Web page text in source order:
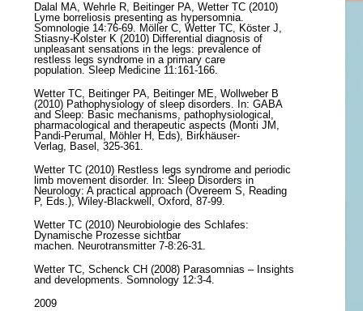
Dalal MA, Wehrle R, Beitinger PA, Wetter TC (2010)
Lyme borreliosis presenting as hypersomnia.
Somnologie 14:76-69. Möller C, Wetter TC, Köster J,
Stiasny-Kolster K (2010) Differential diagnosis of
unpleasant sensations in the legs: prevalence of
restless legs syndrome in a primary care
population. Sleep Medicine 11:161-166.
Wetter TC, Beitinger PA, Beitinger ME, Wollweber B
(2010) Pathophysiology of sleep disorders. In: GABA
and Sleep: Basic mechanisms, pathophysiological,
pharmacological and therapeutic aspects (Monti JM,
Pandi-Perumal, Möhler H, Eds), Birkhäuser-
Verlag, Basel, 325-361.
Wetter TC (2010) Restless legs syndrome and periodic
limb movement disorder. In: Sleep Disorders in
Neurology: A practical approach (Overeem S, Reading
P, Eds.), Wiley-Blackwell, Oxford, 87-99.
Wetter TC (2010) Neurobiologie des Schlafes:
Dynamische Prozesse sichtbar
machen. Neurotransmitter 7-8:26-31.
Wetter TC, Schenck CH (2008) Parasomnias – Insights
and developments. Somnology 12:3-4.
2009